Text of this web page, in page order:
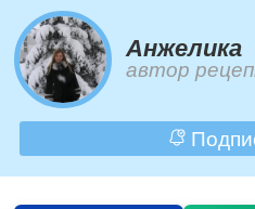
Анжелика
автор